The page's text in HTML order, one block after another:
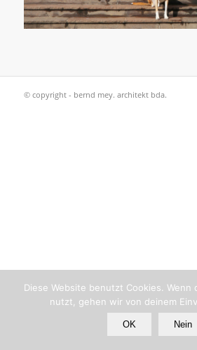
© copyright - bernd mey. architekt bda.
Diese Website benutzt Cookies. Wenn
nutzt, gehen wir von deinem
OK Nein